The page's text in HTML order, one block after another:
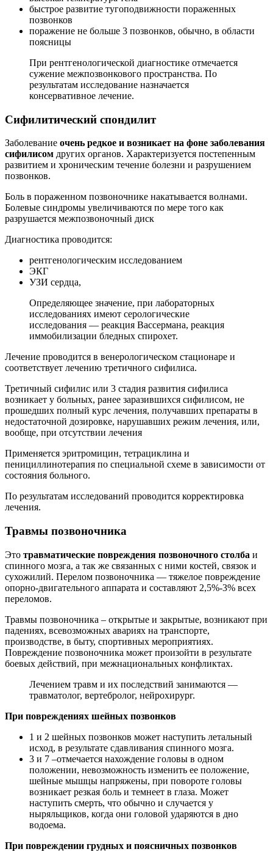
быстрое развитие тугоподвижности пораженных
позвонков
поражение не больше 3 позвонков, обычно, в области
поясницы
При рентгенологической диагностике отмечается
сужение межпозвонкового пространства. По
результатам исследование назначается
консервативное лечение.
Сифилитический спондилит
Заболевание очень редкое и возникает на фоне заболевания
сифилисом других органов. Характеризуется постепенным
развитием и хроническим течение болезни и разрушением
позвонков.
Боль в пораженном позвоночнике накатывается волнами.
Болевые синдромы увеличиваются по мере того как
разрушается межпозвоночный диск
Диагностика проводится:
рентгенологическим исследованием
ЭКГ
УЗИ сердца,
Определяющее значение, при лабораторных
исследованиях имеют серологические
исследования — реакция Вассермана, реакция
иммобилизации бледных спирохет.
Лечение проводится в венерологическом стационаре и
соответствует лечению третичного сифилиса.
Третичный сифилис или 3 стадия развития сифилиса
возникает у больных, ранее заразившихся сифилисом, не
прошедших полный курс лечения, получавших препараты в
недостаточной дозировке, нарушавших режим лечения, или,
вообще, при отсутствии лечения
Применяется эритромицин, тетрациклина и
пенициллинотерапия по специальной схеме в зависимости от
состояния больного.
По результатам исследований проводится корректировка
лечения.
Травмы позвоночника
Это травматические повреждения позвоночного столба и
спинного мозга, а так же связанных с ними костей, связок и
сухожилий. Перелом позвоночника — тяжелое повреждение
опорно-двигательного аппарата и составляют 2,5%-3% всех
переломов.
Травмы позвоночника – открытые и закрытые, возникают при
падениях, всевозможных авариях на транспорте,
производстве, в быту, спортивных мероприятиях.
Повреждение позвоночника может произойти в результате
боевых действий, при межнациональных конфликтах.
Лечением травм и их последствий занимаются —
травматолог, вертебролог, нейрохирург.
При повреждениях шейных позвонков
1 и 2 шейных позвонков может наступить летальный
исход, в результате сдавливания спинного мозга.
3 и 7 –отмечается нахождение головы в одном
положении, невозможность изменить ее положение,
шейные мышцы напряжены, при повороте головы
возникает резкая боль и темнеет в глаза. Может
наступить смерть, что обычно и случается у
ныряльщиков, когда они головой ударяются в дно
водоема.
При повреждении грудных и поясничных позвонков